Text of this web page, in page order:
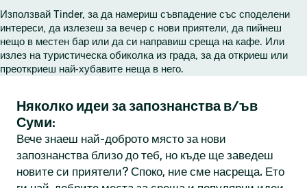
Използвай Tinder, за да намериш съвпадение със споделени
интереси, да излезеш за вечер с нови приятели, да пийнеш
нещо в местен бар или да си направиш среща на кафе. Или
излез на туристическа обиколка из града, за да откриеш или
преоткриеш най-хубавите неща в него.
Няколко идеи за запознанства в/ъв
Суми:
Вече знаеш най-доброто място за нови
запознанства близо до теб, но къде ще заведеш
новите си приятели? Споко, ние сме насреща. Ето